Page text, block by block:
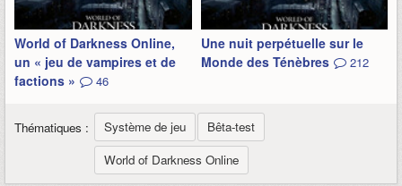
World of Darkness Online,
un « jeu de vampires et de
factions »
46
Une nuit perpétuelle sur le
Monde des Ténèbres
212
Thématiques : Système de jeu
Bêta-test
World of Darkness Online